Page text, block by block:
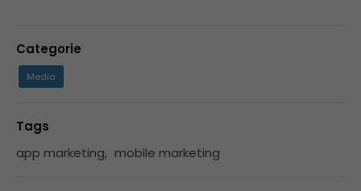
Categorie
Media
Tags
app marketing, mobile marketing